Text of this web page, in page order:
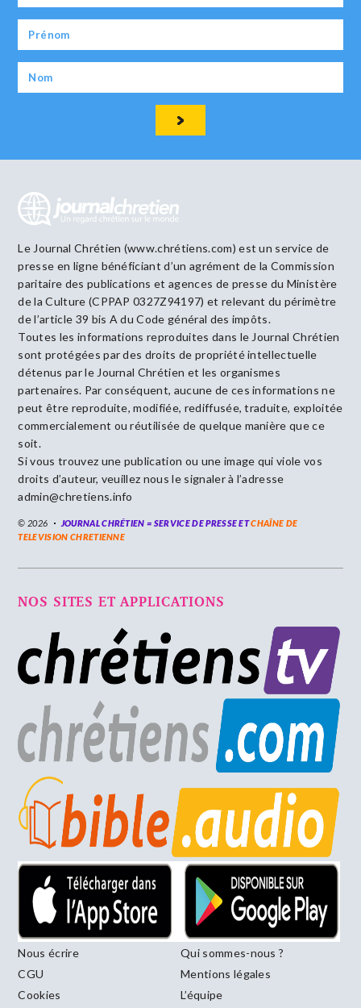
Le Journal Chrétien (www.chrétiens.com) est un service de
presse en ligne bénéficiant d’un agrément de la Commission
paritaire des publications et agences de presse du Ministère
de la Culture (CPPAP 0327Z94197) et relevant du périmètre
de l’article 39 bis A du Code général des impôts.
Toutes les informations reproduites dans le Journal Chrétien
sont protégées par des droits de propriété intellectuelle
détenus par le Journal Chrétien et les organismes
partenaires. Par conséquent, aucune de ces informations ne
peut être reproduite, modifiée, rediffusée, traduite, exploitée
commercialement ou réutilisée de quelque manière que ce
soit.
Si vous trouvez une publication ou une image qui viole vos
droits d’auteur, veuillez nous le signaler à l’adresse
admin@chretiens.info
© 2026 JOURNAL CHRÉTIEN = SERVICE DE PRESSE ETCHAÎNE DE
TELEVISION CHRETIENNE
NOS SITES ET APPLICATIONS
Nous écrire
Qui sommes-nous ?
CGU
Mentions légales
Cookies
L’équipe